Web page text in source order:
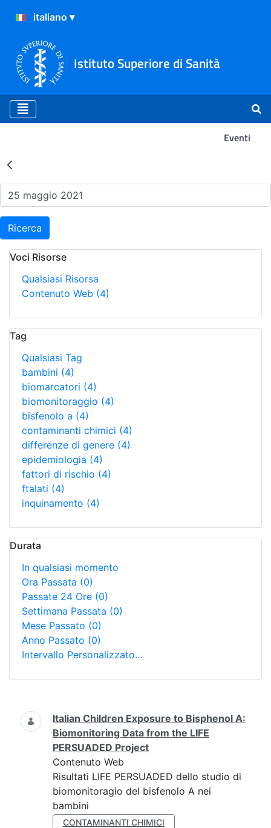
Istituto Superiore di Sanità
Eventi
Risultati della Ricerca -
Ricerca
Voci Risorse
Qualsiasi Risorsa
Contenuto Web (4)
Tag
Qualsiasi Tag
bambini (4)
biomarcatori (4)
biomonitoraggio (4)
bisfenolo a (4)
contaminanti chimici (4)
differenze di genere (4)
epidemiologia (4)
fattori di rischio (4)
ftalati (4)
inquinamento (4)
Durata
In qualsiasi momento
Ora Passata (0)
Passate 24 Ore (0)
Settimana Passata (0)
Mese Passato (0)
Anno Passato (0)
Intervallo Personalizzato…
Ricerca
Italian Children Exposure to Bisphenol A:
Biomonitoring Data from the LIFE
PERSUADED Project
Contenuto Web
Risultati LIFE PERSUADED dello studio di
biomonitoragio del bisfenolo A nei
bambini
CONTAMINANTI CHIMICI